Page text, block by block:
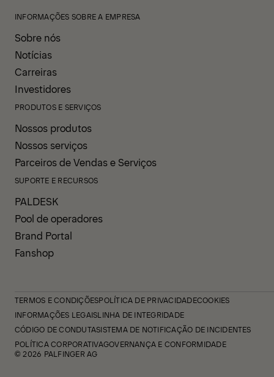
INFORMAÇÕES SOBRE A EMPRESA
Sobre nós
Notícias
Carreiras
Investidores
PRODUTOS E SERVIÇOS
Nossos produtos
Nossos serviços
Parceiros de Vendas e Serviços
SUPORTE E RECURSOS
PALDESK
Pool de operadores
Brand Portal
Fanshop
TERMOS E CONDIÇÕESPOLÍTICA DE PRIVACIDADECOOKIES
INFORMAÇÕES LEGAISLINHA DE INTEGRIDADE
CÓDIGO DE CONDUTASISTEMA DE NOTIFICAÇÃO DE INCIDENTES
POLÍTICA CORPORATIVAGOVERNANÇA E CONFORMIDADE
© 2026 PALFINGER AG